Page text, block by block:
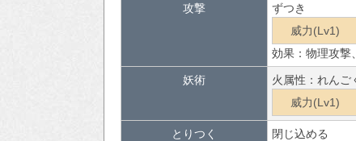
攻撃
ずつき
威力(Lv1)
効果：物理攻撃
妖術
火属性：れんご
威力(Lv1)
とりつく
閉じ込める